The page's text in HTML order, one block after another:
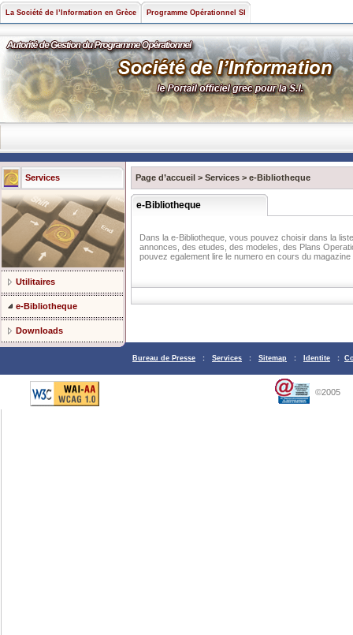
La Société de l’Information en Grèce Programme Opérationnel SI
Services
Utilitaires
e-Βibliotheque
Downloads
Page d’accueil > Services > e-Βibliotheque
e-Βibliotheque
Dans la e-Bibliotheque, vous pouvez choisir dans la
annonces, des etudes, des modeles, des Plans
pouvez egalement lire le numero en cours du
Bureau de Presse : Services : Sitemap : Identite :
©2005